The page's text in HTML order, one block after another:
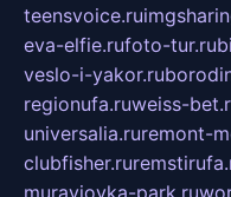
teensvoice.ru
eva-elfie.rufoto-tur.ru
veslo-i-yakor.ru
regionufa.ruweiss-
universalia.ruremont-
clubfisher.ru
muraviovka-park.ru